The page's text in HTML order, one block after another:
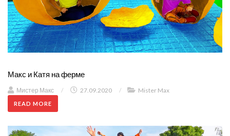
Макс и Катя на ферме
Мистер Макс / 27.09.2020 / Mister Max
READ MORE